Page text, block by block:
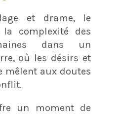
et drame, le
la complexité des
dans un
où les désirs et
mêlent aux doutes
un moment de